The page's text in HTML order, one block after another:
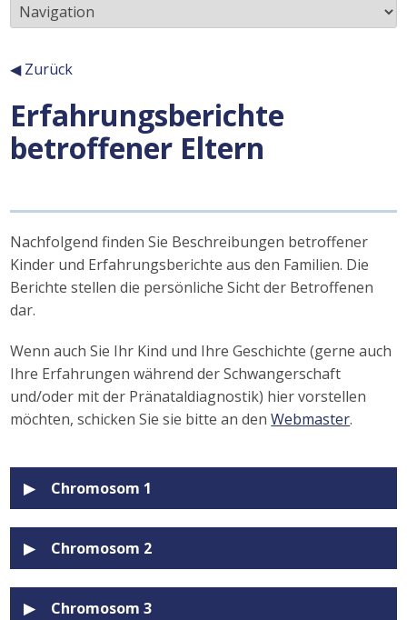
◀ Zurück
Inhalt
Erfahrungsberichte
betroffener Eltern
Nachfolgend finden Sie Beschreibungen betroffener
Kinder und Erfahrungsberichte aus den Familien. Die
Berichte stellen die persönliche Sicht der Betroffenen
dar.
Wenn auch Sie Ihr Kind und Ihre Geschichte (gerne auch
Ihre Erfahrungen während der Schwangerschaft
und/oder mit der Pränataldiagnostik) hier vorstellen
möchten, schicken Sie sie bitte an denWebmaster.
Chromosom 1
Chromosom 2
Chromosom 3